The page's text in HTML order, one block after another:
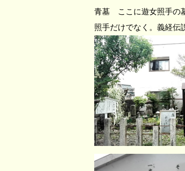
青墓 ここに遊女照手の
照手だけでなく。 義経伝